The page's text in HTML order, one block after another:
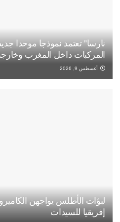
نارسا” تعتمد نموذجا موحدا
المركبات داخل المغرب
أغسطس 9, 2026
لبؤات الأطلس يواجهن
إفريقيا للسيدات